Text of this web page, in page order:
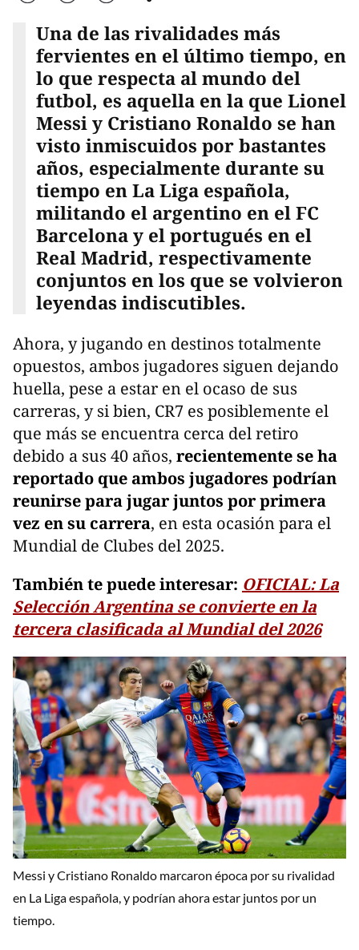
Una de las rivalidades más
fervientes en el último tiempo, en
lo que respecta al mundo del
futbol, es aquella en la que Lionel
Messi y Cristiano Ronaldo se han
visto inmiscuidos por bastantes
años, especialmente durante su
tiempo en La Liga española,
militando el argentino en el FC
Barcelona y el portugués en el
Real Madrid, respectivamente
conjuntos en los que se volvieron
leyendas indiscutibles.
Ahora, y jugando en destinos totalmente
opuestos, ambos jugadores siguen dejando
huella, pese a estar en el ocaso de sus
carreras, y si bien, CR7 es posiblemente el
que más se encuentra cerca del retiro
debido a sus 40 años, recientemente se ha
reportado que ambos jugadores podrían
reunirse para jugar juntos por primera
vez en su carrera, en esta ocasión para el
Mundial de Clubes del 2025.
También te puede interesar: OFICIAL: La
Selección Argentina se convierte en la
tercera clasificada al Mundial del 2026
Messi y Cristiano Ronaldo marcaron época por su rivalidad
en La Liga española, y podrían ahora estar juntos por un
tiempo.